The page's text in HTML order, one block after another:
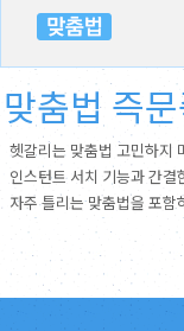
맞춤법 즉
헷갈리는 맞춤법 고민하지
인스턴트 서치 기능과 간
자주 틀리는 맞춤법을 포